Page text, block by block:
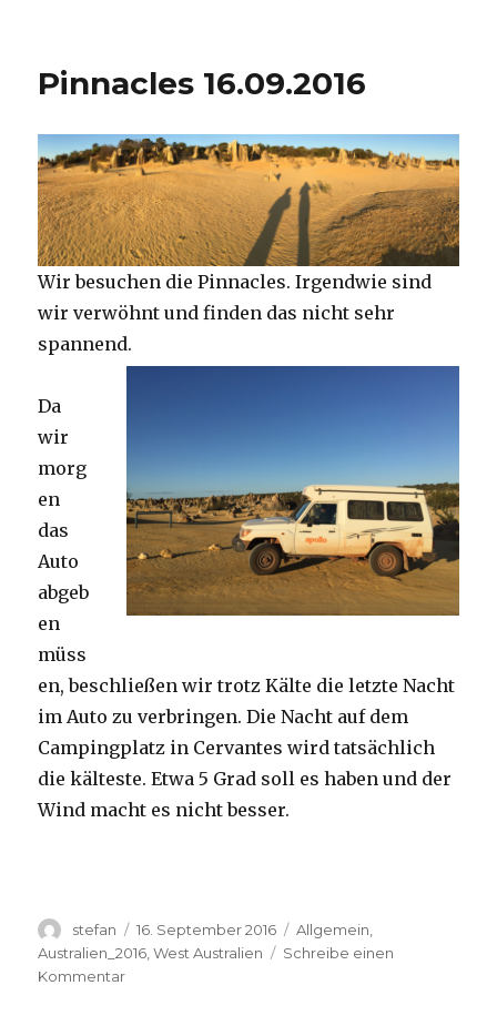
Pinnacles 16.09.2016
Wir besuchen die Pinnacles. Irgendwie sind
wir verwöhnt und finden das nicht sehr
spannend.
Da
wir
morg
en
das
Auto
abgeb
en
müss
en, beschließen wir trotz Kälte die letzte Nacht
im Auto zu verbringen. Die Nacht auf dem
Campingplatz in Cervantes wird tatsächlich
die kälteste. Etwa 5 Grad soll es haben und der
Wind macht es nicht besser.
Autor
stefan
Veröffentlicht
am
16. September 2016 Kategorien
Allgemein
Australien_2016 ,West Australien
Schreibe einen
Kommentarzu